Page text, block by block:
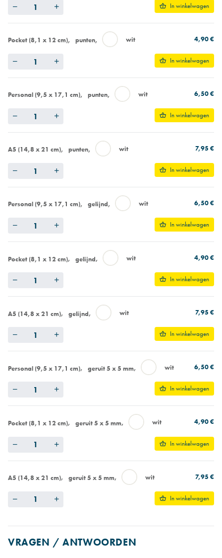
In winkelwagen
Pocket (8,1 x 12 cm) punten wit 4,90 €
In winkelwagen
Personal (9,5 x 17,1 cm) punten wit 6,50 €
In winkelwagen
A5 (14,8 x 21 cm) punten wit 7,95 €
In winkelwagen
Personal (9,5 x 17,1 cm) gelijnd wit 6,50 €
In winkelwagen
Pocket (8,1 x 12 cm) gelijnd wit 4,90 €
In winkelwagen
A5 (14,8 x 21 cm) gelijnd wit 7,95 €
In winkelwagen
Personal (9,5 x 17,1 cm) geruit 5 x 5 mm wit 6,50 €
In winkelwagen
Pocket (8,1 x 12 cm) geruit 5 x 5 mm wit 4,90 €
In winkelwagen
A5 (14,8 x 21 cm) geruit 5 x 5 mm wit 7,95 €
In winkelwagen
VRAGEN / ANTWOORDEN